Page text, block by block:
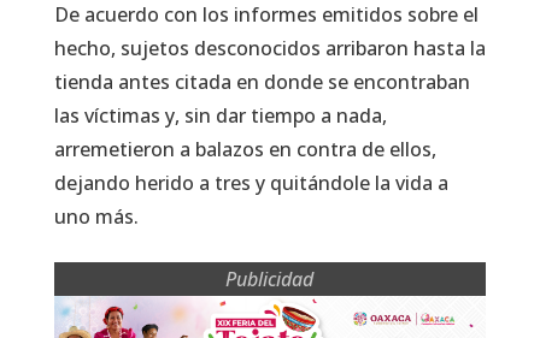
De acuerdo con los informes emitidos sobre el
hecho, sujetos desconocidos arribaron hasta la
tienda antes citada en donde se encontraban
las víctimas y, sin dar tiempo a nada,
arremetieron a balazos en contra de ellos,
dejando herido a tres y quitándole la vida a
uno más.
Publicidad